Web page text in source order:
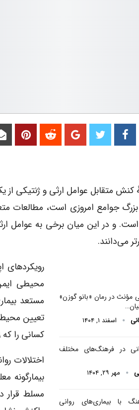
کنش متقابل عوامل ارثی و ژنتیکی
جوامع امروزی است، مطالعات
و در این میان برخی به عوامل
می‌دانند.
مؤنث در رمان «بانو گوزن»
اسفند ۱, ۱۴۰۴
در فرهنگ‌های مختلف
مهر ۲۹, ۱۴۰۴
با بیماری‌های روانی
رویکردهای
محیطی
مستعد
تعیین
کسانی را
اختلالات
مسلط قرار